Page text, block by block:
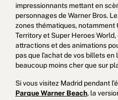
impressionnants mettant en
personnages de Warner Bros.
zones thématiques, notamment
Territory et Super Heroes
attractions et des animations
pas que l’achat de vos billets
beaucoup moins cher que sur
Si vous visitez Madrid pendant
Parque Warner Beach, la